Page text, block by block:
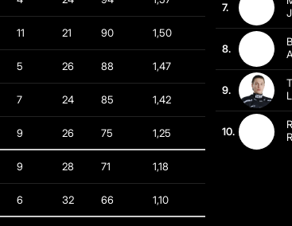
11 21 90 1,50
5 26 88 1,47
7 24 85 1,42
9 26 75 1,25
9 28 71 1,18
6 32 66 1,10
7.
8.
9.
10.